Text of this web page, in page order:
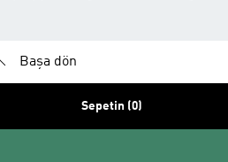
Başa dön
Sepetin (0)